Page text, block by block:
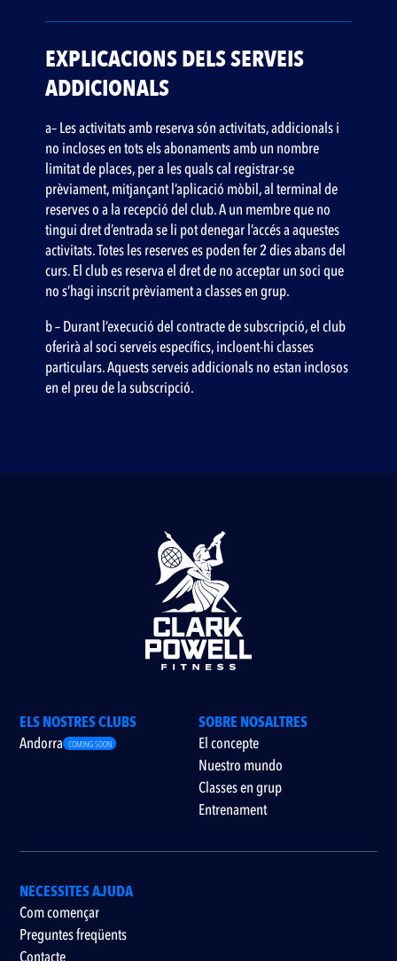
EXPLICACIONS DELS SERVEIS
ADDICIONALS
a– Les activitats amb reserva són activitats, addicionals i
no incloses en tots els abonaments amb un nombre
limitat de places, per a les quals cal registrar-se
prèviament, mitjançant l’aplicació mòbil, al terminal de
reserves o a la recepció del club. A un membre que no
tingui dret d’entrada se li pot denegar l’accés a aquestes
activitats. Totes les reserves es poden fer 2 dies abans del
curs. El club es reserva el dret de no acceptar un soci que
no s’hagi inscrit prèviament a classes en grup.
b – Durant l’execució del contracte de subscripció, el club
oferirà al soci serveis específics, incloent-hi classes
particulars. Aquests serveis addicionals no estan inclosos
en el preu de la subscripció.
ELS NOSTRES CLUBS
Andorra COMING SOON
SOBRE NOSALTRES
El concepte
Nuestro mundo
Classes en grup
Entrenament
NECESSITES AJUDA
Com començar
Preguntes freqüents